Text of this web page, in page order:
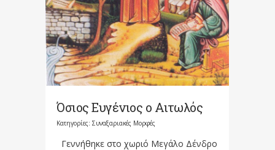
Όσιος Ευγένιος ο Αιτωλός
Κατηγορίες: Συναξαριακές Μορφές
Γεννήθηκε στο χωριό Μεγάλο Δένδρο